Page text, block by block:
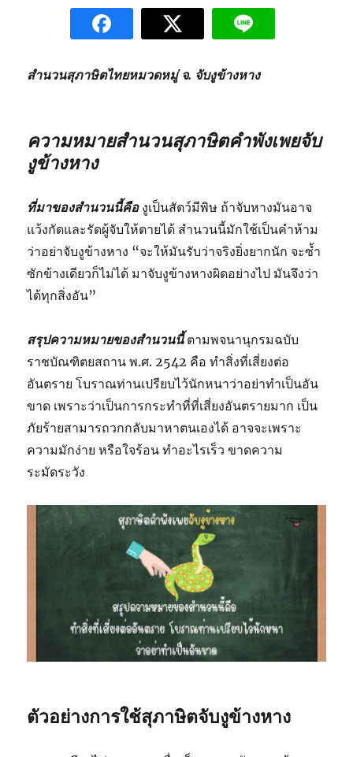
สำนวนสุภาษิตไทยหมวดหมู่ จ. จับงูข้างหาง
ความหมายสำนวนสุภาษิตคำพังเพยจับ
งูข้างหาง
ที่มาของสำนวนนี้คืองูเป็นสัตว์มีพิษ ถ้าจับหางมันอาจ
แว้งกัดและรัดผู้จับให้ตายได้ สำนวนนี้มักใช้เป็นคำห้าม
ว่าอย่าจับงูข้างหาง “จะให้มันรับว่าจริงยิ่งยากนัก จะซ้ำ
ซักข้างเดียวก็ไม่ได้ มาจับงูข้างหางผิดอย่างไป มันจึงว่า
ได้ทุกสิ่งอัน”
สรุปความหมายของสำนวนนี้ตามพจนานุกรมฉบับ
ราชบัณฑิตยสถาน พ.ศ. 2542 คือ ทำสิ่งที่เสี่ยงต่อ
อันตราย โบราณท่านเปรียบไว้นักหนาว่าอย่าทำเป็นอัน
ขาด เพราะว่าเป็นการกระทำที่ที่เสี่ยงอันตรายมาก เป็น
ภัยร้ายสามารถวกกลับมาหาตนเองได้ อาจจะเพราะ
ความมักง่าย หรือใจร้อน ทำอะไรเร็ว ขาดความ
ระมัดระวัง
ตัวอย่างการใช้สุภาษิตจับงูข้างหาง